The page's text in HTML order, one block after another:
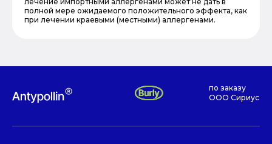
полной мере ожидаемого положительного эффекта, как
при лечении краевыми (местными) аллергенами.
по заказу
ООО Сириус